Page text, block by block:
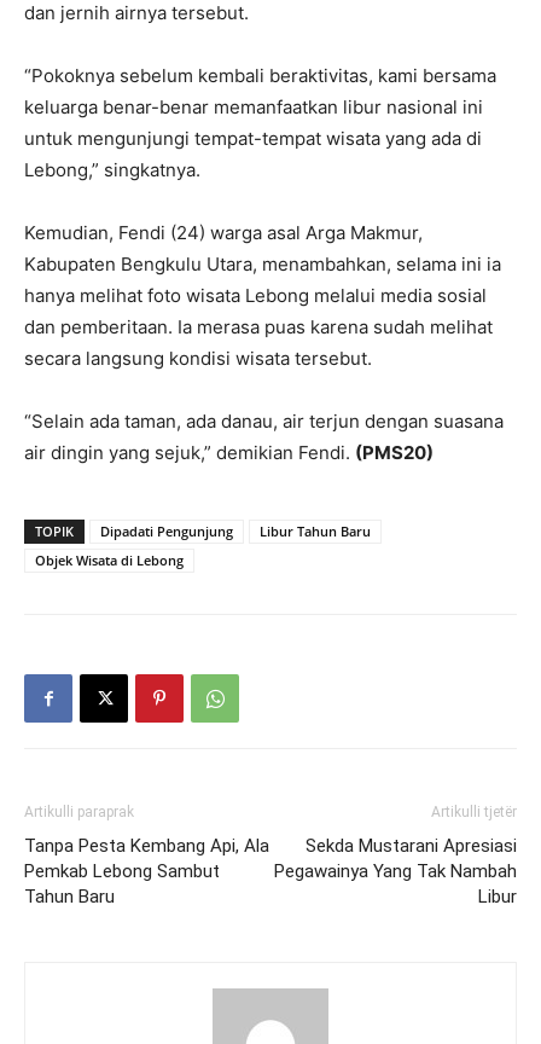
dan jernih airnya tersebut.
“Pokoknya sebelum kembali beraktivitas, kami bersama
keluarga benar-benar memanfaatkan libur nasional ini
untuk mengunjungi tempat-tempat wisata yang ada di
Lebong,” singkatnya.
Kemudian, Fendi (24) warga asal Arga Makmur,
Kabupaten Bengkulu Utara, menambahkan, selama ini ia
hanya melihat foto wisata Lebong melalui media sosial
dan pemberitaan. Ia merasa puas karena sudah melihat
secara langsung kondisi wisata tersebut.
“Selain ada taman, ada danau, air terjun dengan suasana
air dingin yang sejuk,” demikian Fendi. (PMS20)
TOPIK Dipadati Pengunjung
Libur Tahun Baru
Objek Wisata di Lebong
Artikulli paraprak
Tanpa Pesta Kembang Api, Ala
Pemkab Lebong Sambut
Tahun Baru
Artikulli tjetër
Sekda Mustarani Apresiasi
Pegawainya Yang Tak Nambah
Libur